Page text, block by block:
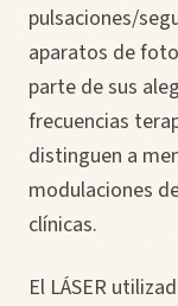
pulsaciones/
aparatos de
parte de sus
frecuencias
distinguen a
modulaciones
clínicas.
El LÁSER